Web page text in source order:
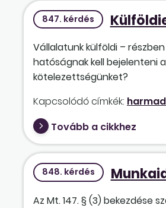
847. kérdés
Vállalatunk külföldi –
hatóságnak kell bejelenteni
kötelezettségünket?
Kapcsolódó címkék:
Tovább a cikkhez
848. kérdés
Az Mt. 147. § (3) bekezdése